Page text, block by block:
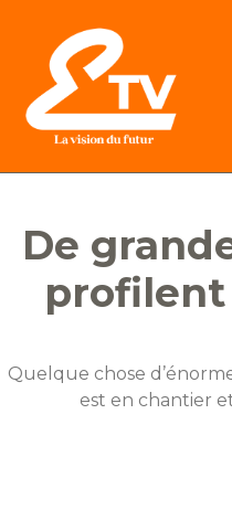
De
profilent
Quelque chose
est en chantier